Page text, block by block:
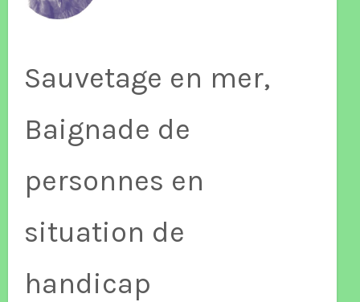
Sauvetage en mer,
Baignade de
personnes en
situation de
handicap